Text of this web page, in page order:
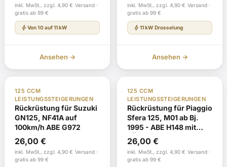
inkl. MwSt., zzgl. 4,90 € Versand ·
gratis ab 99 €
bolt Von 10 auf 11 kW
Ansehen →
inkl. MwSt., zzgl. 4,90 € Versand ·
gratis ab 99 €
bolt 11 kW Drosselung
Ansehen →
125 CCM
LEISTUNGSSTEIGERUNGEN
Rückrüstung für Suzuki
GN125, NF41A auf
100km/h ABE G972
26,00 €
inkl. MwSt., zzgl. 4,90 € Versand ·
gratis ab 99 €
125 CCM
LEISTUNGSSTEIGERUNGEN
Rückrüstung für Piaggio
Sfera 125, M01 ab Bj.
1995 - ABE H148 mit
TÜV-Gutachten
26,00 €
inkl. MwSt., zzgl. 4,90 € Versand ·
gratis ab 99 €